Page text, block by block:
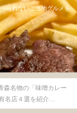
られないご当地グルメを
森名物の「味噌カレー
名店４選を紹介…